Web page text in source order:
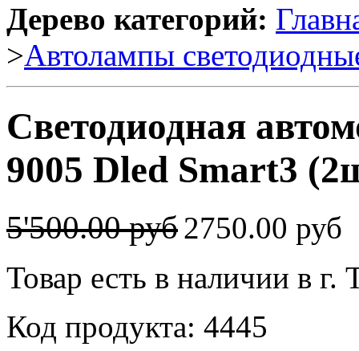
Дерево категорий:
>Автолампы
Светодиодная
9005 Dled Smart3
5'500.00 руб2750.00 руб
Товар есть в наличии в г.
Код продукта: 4445